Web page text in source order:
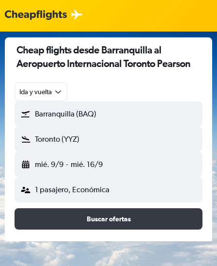
Cheap flights desde Barranquilla al
Aeropuerto Internacional Toronto Pearson
Ida y vuelta
Barranquilla (BAQ)
Toronto (YYZ)
mié. 9/9 - mié. 16/9
1 pasajero, Económica
Buscar ofertas